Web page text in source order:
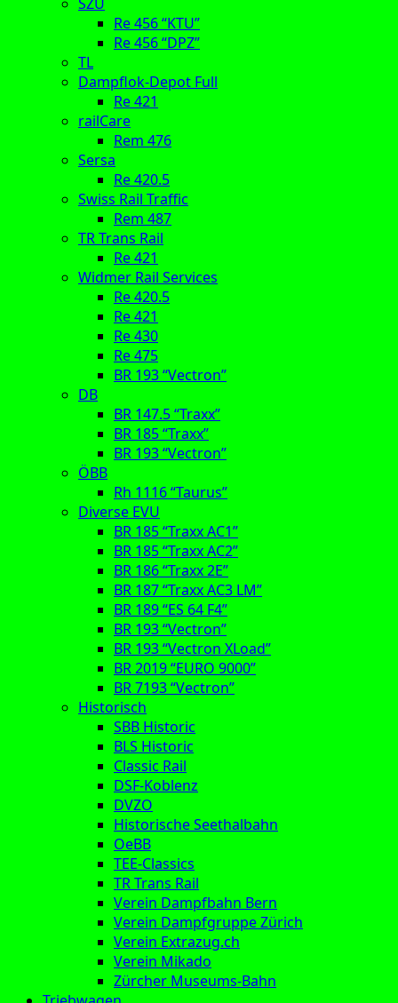
Re 456 “KTU”
Re 456 “DPZ”
TL
Dampflok-Depot Full
Re 421
railCare
Rem 476
Sersa
Re 420.5
Swiss Rail Traffic
Rem 487
TR Trans Rail
Re 421
Widmer Rail Services
Re 420.5
Re 421
Re 430
Re 475
BR 193 “Vectron”
DB
BR 147.5 “Traxx”
BR 185 “Traxx”
BR 193 “Vectron”
ÖBB
Rh 1116 “Taurus”
Diverse EVU
BR 185 “Traxx AC1”
BR 185 “Traxx AC2”
BR 186 “Traxx 2E”
BR 187 “Traxx AC3 LM”
BR 189 “ES 64 F4”
BR 193 “Vectron”
BR 193 “Vectron XLoad”
BR 2019 “EURO 9000”
BR 7193 “Vectron”
Historisch
SBB Historic
BLS Historic
Classic Rail
DSF-Koblenz
DVZO
Historische Seethalbahn
OeBB
TEE-Classics
TR Trans Rail
Verein Dampfbahn Bern
Verein Dampfgruppe Zürich
Verein Extrazug.ch
Verein Mikado
Zürcher Museums-Bahn